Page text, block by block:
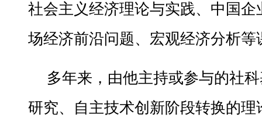
社会主义经济理论与实践、中国
场经济前沿问题、宏观经济分析等
多年来，由他主持或参与的社
研究、自主技术创新阶段转换的